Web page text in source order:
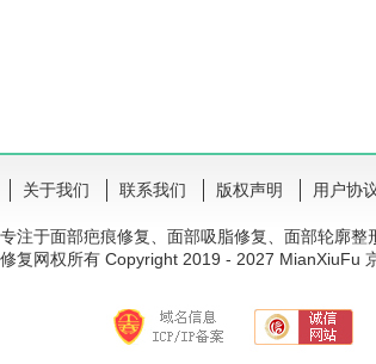
关于我们 联系我们 版权声明 用户协
注于面部疤痕修复、面部吸脂修复、面部轮廓整
复网权所有 Copyright 2019 - 2027 MianXiuFu